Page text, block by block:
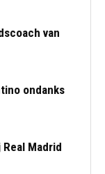
van
ondanks
Madrid